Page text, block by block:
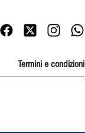
Termini e condizioni